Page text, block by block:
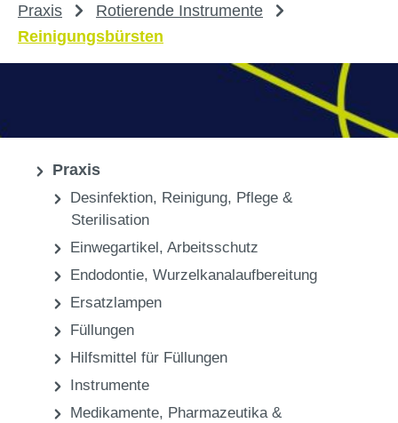
Praxis
Rotierende Instrumente
Reinigungsbürsten
Praxis
Desinfektion, Reinigung, Pflege &
Sterilisation
Einwegartikel, Arbeitsschutz
Endodontie, Wurzelkanalaufbereitung
Ersatzlampen
Füllungen
Hilfsmittel für Füllungen
Instrumente
Medikamente, Pharmazeutika &